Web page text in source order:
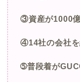
③資産が1000
④14社の会社を
➄普段着が